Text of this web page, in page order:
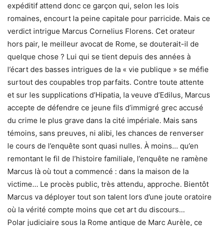
expéditif attend donc ce garçon qui, selon les lois
romaines, encourt la peine capitale pour parricide. Mais ce
verdict intrigue Marcus Cornelius Florens. Cet orateur
hors pair, le meilleur avocat de Rome, se douterait-il de
quelque chose ? Lui qui se tient depuis des années à
l’écart des basses intrigues de la « vie publique » se méfie
surtout des coupables trop parfaits. Contre toute attente
et sur les supplications d’Hipatia, la veuve d’Edilus, Marcus
accepte de défendre ce jeune fils d’immigré grec accusé
du crime le plus grave dans la cité impériale. Mais sans
témoins, sans preuves, ni alibi, les chances de renverser
le cours de l’enquête sont quasi nulles. À moins… qu’en
remontant le fil de l’histoire familiale, l’enquête ne ramène
Marcus là où tout a commencé : dans la maison de la
victime… Le procès public, très attendu, approche. Bientôt
Marcus va déployer tout son talent lors d’une joute oratoire
où la vérité compte moins que cet art du discours…
Polar judiciaire sous la Rome antique de Marc Aurèle, ce